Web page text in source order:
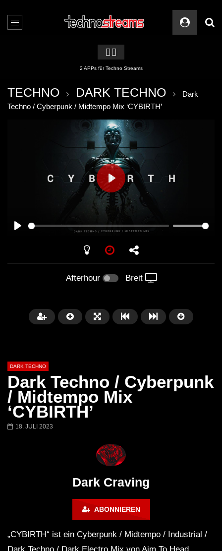
🏳️‍🌈
2 APPs für Techno Streams
TECHNO DARK TECHNO
Dark
Techno / Cyberpunk / Midtempo Mix ‘CYBIRTH’
PLAY
Afterhour Breit
01:29:06
DARK TECHNO
Dark Techno / Cyberpunk
/ Midtempo Mix
‘CYBIRTH’
18. JULI 2023
Dark Craving
ABONNIEREN
„CYBIRTH“ ist ein Cyberpunk / Midtempo / Industrial /